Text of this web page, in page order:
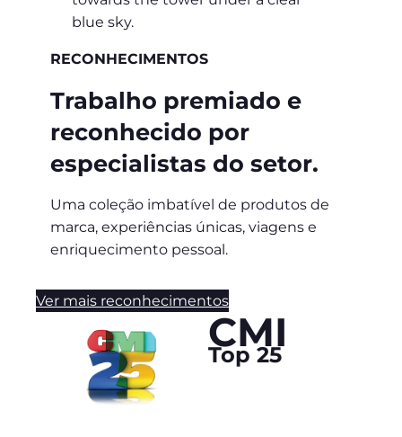
RECONHECIMENTOS
Trabalho premiado e
reconhecido por
especialistas do setor.
Uma coleção imbatível de produtos de
marca, experiências únicas, viagens e
enriquecimento pessoal.
Ver mais reconhecimentos
CMI
Top 25